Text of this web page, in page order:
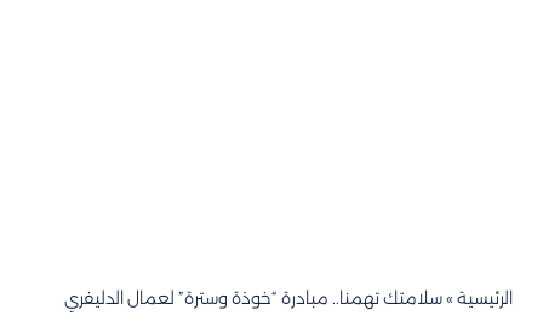
الرئيسية »سلامتك تهمنا.. مبادرة “خوذة وسترة” لعمال الدليفري